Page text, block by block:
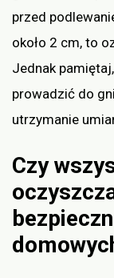
przed
około 2 cm, to
Jednak
prowadzić do
utrzymanie
Czy